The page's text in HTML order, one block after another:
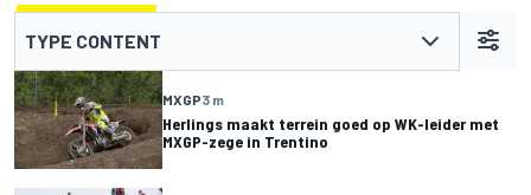
TYPE CONTENT
MXGP3 m
Herlings maakt terrein goed op WK-leider met
MXGP-zege in Trentino